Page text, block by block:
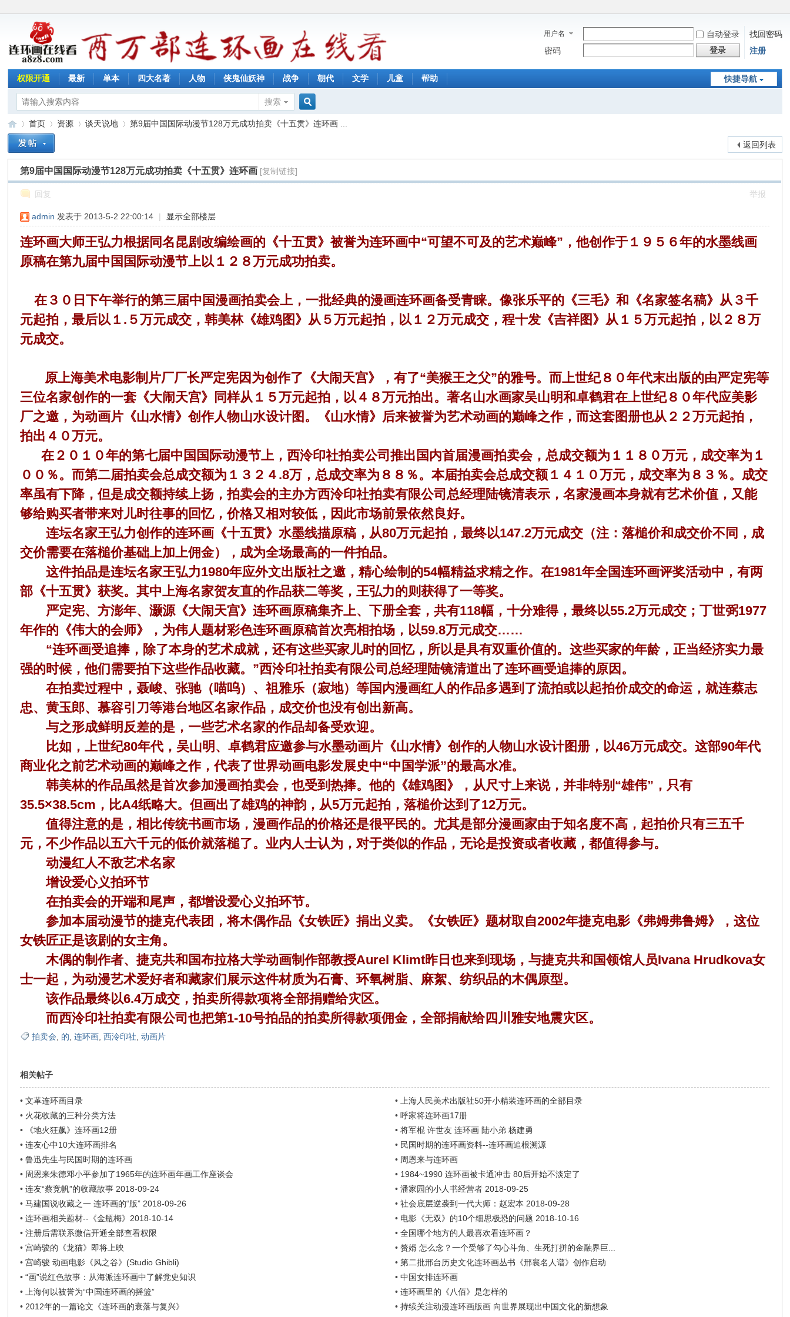
用户名 自动登录
找回密码
密码
登录 注册
快捷导航
权限开通 最新 单本 四大名著 人物 侠鬼仙妖神 战争 朝代 文学 儿童 帮助
搜索
搜
»
首页
›
资源
›
谈天说地
›
第9届中国国际动漫节128万元成功拍卖《十五贯》连环画 ...
返回列表
第9届中国国际动漫节128万元成功拍卖《十五贯》连环画 [复制链接]
回复 举报
admin 发表于 2013-5-2 22:00:14 | 显示全部楼层
连环画大师王弘力根据同名昆剧改编绘画的《十五贯》被誉为连环画中“可望不可及的艺术巅峰”，他创作于１９５６年的水墨线画
原稿在第九届中国国际动漫节上以１２８万元成功拍卖。
在３０日下午举行的第三届中国漫画拍卖会上，一批经典的漫画连环画备受青睐。像张乐平的《三毛》和《名家签名稿》从３千
元起拍，最后以１.５万元成交，韩美林《雄鸡图》从５万元起拍，以１２万元成交，程十发《吉祥图》从１５万元起拍，以２８万
元成交。
原上海美术电影制片厂厂长严定宪因为创作了《大闹天宫》，有了“美猴王之父”的雅号。而上世纪８０年代末出版的由严定宪等
三位名家创作的一套《大闹天宫》同样从１５万元起拍，以４８万元拍出。著名山水画家吴山明和卓鹤君在上世纪８０年代应美影
厂之邀，为动画片《山水情》创作人物山水设计图。《山水情》后来被誉为艺术动画的巅峰之作，而这套图册也从２２万元起拍，
拍出４０万元。
在２０１０年的第七届中国国际动漫节上，西泠印社拍卖公司推出国内首届漫画拍卖会，总成交额为１１８０万元，成交率为１
００％。而第二届拍卖会总成交额为１３２４.8万，总成交率为８８％。本届拍卖会总成交额１４１０万元，成交率为８３％。成交
率虽有下降，但是成交额持续上扬，拍卖会的主办方西泠印社拍卖有限公司总经理陆镜清表示，名家漫画本身就有艺术价值，又能
够给购买者带来对儿时往事的回忆，价格又相对较低，因此市场前景依然良好。
连坛名家王弘力创作的连环画《十五贯》水墨线描原稿，从80万元起拍，最终以147.2万元成交（注：落槌价和成交价不同，成
交价需要在落槌价基础上加上佣金），成为全场最高的一件拍品。
这件拍品是连坛名家王弘力1980年应外文出版社之邀，精心绘制的54幅精益求精之作。在1981年全国连环画评奖活动中，有两
部《十五贯》获奖。其中上海名家贺友直的作品获二等奖，王弘力的则获得了一等奖。
严定宪、方澎年、灏源《大闹天宫》连环画原稿集齐上、下册全套，共有118幅，十分难得，最终以55.2万元成交；丁世弼1977
年作的《伟大的会师》，为伟人题材彩色连环画原稿首次亮相拍场，以59.8万元成交……
“连环画受追捧，除了本身的艺术成就，还有这些买家儿时的回忆，所以是具有双重价值的。这些买家的年龄，正当经济实力最
强的时候，他们需要拍下这些作品收藏。”西泠印社拍卖有限公司总经理陆镜清道出了连环画受追捧的原因。
在拍卖过程中，聂峻、张驰（喵呜）、祖雅乐（寂地）等国内漫画红人的作品多遇到了流拍或以起拍价成交的命运，就连蔡志
忠、黄玉郎、慕容引刀等港台地区名家作品，成交价也没有创出新高。
与之形成鲜明反差的是，一些艺术名家的作品却备受欢迎。
比如，上世纪80年代，吴山明、卓鹤君应邀参与水墨动画片《山水情》创作的人物山水设计图册，以46万元成交。这部90年代
商业化之前艺术动画的巅峰之作，代表了世界动画电影发展史中“中国学派”的最高水准。
韩美林的作品虽然是首次参加漫画拍卖会，也受到热捧。他的《雄鸡图》，从尺寸上来说，并非特别“雄伟”，只有
35.5×38.5cm，比A4纸略大。但画出了雄鸡的神韵，从5万元起拍，落槌价达到了12万元。
值得注意的是，相比传统书画市场，漫画作品的价格还是很平民的。尤其是部分漫画家由于知名度不高，起拍价只有三五千
元，不少作品以五六千元的低价就落槌了。业内人士认为，对于类似的作品，无论是投资或者收藏，都值得参与。
动漫红人不敌艺术名家
增设爱心义拍环节
在拍卖会的开端和尾声，都增设爱心义拍环节。
参加本届动漫节的捷克代表团，将木偶作品《女铁匠》捐出义卖。《女铁匠》题材取自2002年捷克电影《弗姆弗鲁姆》，这位
女铁匠正是该剧的女主角。
木偶的制作者、捷克共和国布拉格大学动画制作部教授Aurel Klimt昨日也来到现场，与捷克共和国领馆人员Ivana Hrudkova女
士一起，为动漫艺术爱好者和藏家们展示这件材质为石膏、环氧树脂、麻絮、纺织品的木偶原型。
该作品最终以6.4万成交，拍卖所得款项将全部捐赠给灾区。
而西泠印社拍卖有限公司也把第1-10号拍品的拍卖所得款项佣金，全部捐献给四川雅安地震灾区。
拍卖会 的 ,连环画 ,西泠印社 ,动画片
相关帖子
•文革连环画目录 •
上海人民美术出版社50开小精装连环画的全部目录
• 火花收藏的三种分类方法 • 呼家将连环画17册
•
《地火狂飙》连环画12册 • 将军棍 许世友 连环画 陆小弟 杨建勇
•连友心中10大连环画排名 • 民国时期的连环画资料--连环画追根溯源
•鲁迅先生与民国时期的连环画 • 周恩来与连环画
• 周恩来朱德邓小平参加了1965年的连环画年画工作座谈会 • 1984~1990 连环画被卡通冲击 80后开始不淡定了
•连友“蔡竞帆”的收藏故事 2018-09-24 • 潘家园的小人书经营者 2018-09-25
•马建国说收藏之一 连环画的“版” 2018-09-26 • 社会底层逆袭到一代大师：赵宏本 2018-09-28
•连环画相关题材--《金瓶梅》2018-10-14 • 电影《无双》的10个细思极恐的问题 2018-10-16
•注册后需联系微信开通全部查看权限 • 全国哪个地方的人最喜欢看连环画？
•宫崎骏的《龙猫》即将上映 • 赘婿 怎么念？一个受够了勾心斗角、生死打拼的金融界巨...
•宫崎骏 动画电影《风之谷》(Studio Ghibli) • 第二批邢台历史文化连环画丛书《邢襄名人谱》创作启动
•“画”说红色故事：从海派连环画中了解党史知识 • 中国女排连环画
•
上海何以被誉为“中国连环画的摇篮” • 连环画里的《八佰》是怎样的
• 2012年的一篇论文《连环画的衰落与复兴》 • 持续关注动漫连环画版画 向世界展现出中国文化的新想象